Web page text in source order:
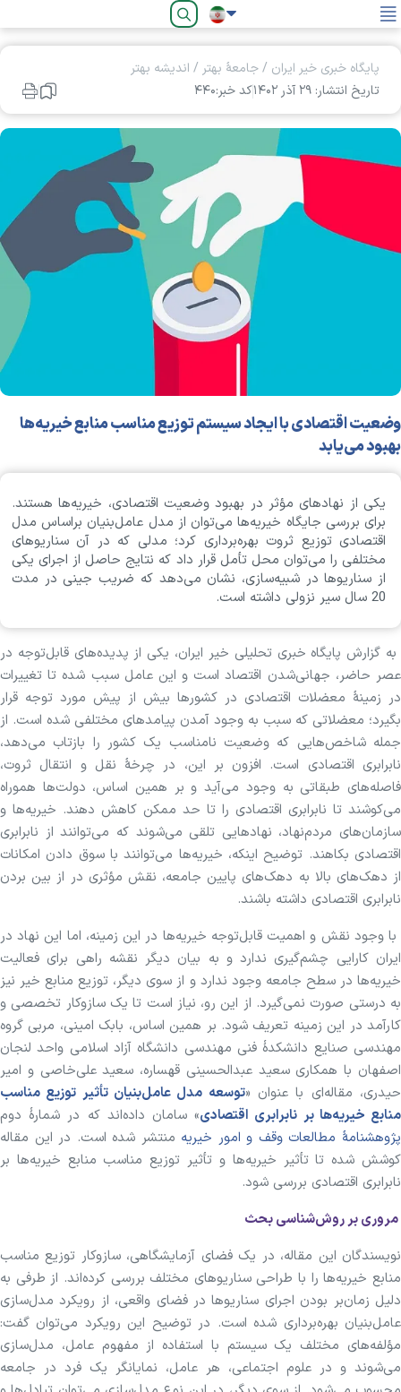
فارسی
پایگاه خبری خیر ایران /جامعۀ بهتر / اندیشه بهتر
تاریخ انتشار: ۲۹ آذر ۱۴۰۲
کد خبر:۴۴۰
وضعیت اقتصادی با ایجاد سیستم توزیع مناسب منابع خیریه‌ها
بهبود می‌یابد
یکی از نهادهای مؤثر در بهبود وضعیت اقتصادی، خیریه‌ها هستند.
برای بررسی جایگاه‌ خیریه‌ها می‌توان از مدل عامل‌بنیان براساس مدل
اقتصادی توزیع ثروت بهره‌برداری کرد؛ مدلی که در آن سناریوهای
مختلفی را می‌توان محل تأمل قرار داد که نتایج حاصل از اجرای یکی
از سناریوها در شبیه‌سازی، نشان می‌دهد که ضریب جینی در مدت
20 سال سیر نزولی داشته است.
به گزارش پایگاه خبری تحلیلی خیر ایران، یکی از پدیده‌های قابل‌توجه در
عصر حاضر، جهانی‌شدن اقتصاد است و این عامل سبب‌ شده تا تغییرات
در زمینۀ معضلات اقتصادی در کشورها بیش از پیش مورد توجه قرار
بگیرد؛ معضلاتی که سبب به وجود آمدن پیامدهای مختلفی شده است. از
جمله شاخص‌هایی که وضعیت نامناسب یک کشور را بازتاب می‌دهد،
نابرابری اقتصادی است. افزون بر این، در چرخۀ نقل و انتقال ثروت،
فاصله‌های طبقاتی به وجود می‌آید و بر همین اساس، دولت‌ها هموراه
می‌کوشند تا نابرابری اقتصادی را تا حد ممکن کاهش دهند. خیریه‌ها و
سازما‌ن‌های مردم‌نهاد، نهادهایی تلقی می‌شوند که می‌توانند از نابرابری
اقتصادی بکاهند. توضیح اینکه، خیریه‌ها می‌توانند با سوق دادن امکانات
از دهک‌های بالا به دهک‌های پایین جامعه، نقش مؤثری در از بین بردن
نابرابری اقتصادی داشته باشند.
با وجود نقش و اهمیت قابل‌توجه خیریه‌ها در این زمینه، اما این نهاد در
ایران کارایی چشم‌گیری ندارد و به بیان دیگر نقشه راهی برای فعالیت
خیریه‌ها در سطح جامعه وجود ندارد و از سوی دیگر، توزیع منابع خیر نیز
به درستی صورت نمی‌گیرد. از این رو، نیاز است تا یک سازوکار تخصصی و
کارآمد در این زمینه تعریف شود. بر همین اساس، بابک امینی، مربی گروه
مهندسی صنایع دانشکدۀ فنی مهندسی دانشگاه آزاد اسلامی واحد لنجان
اصفهان با همکاری سعید عبدالحسینی قهساره، سعید علی‌خاصی و امیر
حیدری، مقاله‌ای با عنوان «توسعه مدل عامل‌بنیان تأثیر توزیع مناسب
منابع خیریه‌ها بر نابرابری اقتصادی» سامان داده‌اند که در شمارۀ دوم
پژوهشنامۀ مطالعات وقف و امور خیریه منتشر شده است. در این مقاله
کوشش شده تا تأثیر خیریه‌ها و تأثیر توزیع مناسب منابع خیریه‌ها بر
نابرابری اقتصادی بررسی شود.
مروری بر روش‌شناسی بحث
نویسندگان این مقاله، در یک فضای آزمایشگاهی، سازوکار توزیع مناسب
منابع خیریه‌ها را با طراحی سناریو‌های مختلف بررسی کرده‌اند. از طرفی به
دلیل زمان‌بر بودن اجرای سناریوها در فضای واقعی، از رویکرد مدل‌سازی
عامل‌بنیان بهره‌برداری شده است. در توضیح این رویکرد می‌توان گفت:
مؤلفه‌های مختلف یک سیستم با استفاده از مفهوم عامل، مدل‌سازی
می‌شوند و در علوم اجتماعی، هر عامل، نمایانگر یک فرد در جامعه